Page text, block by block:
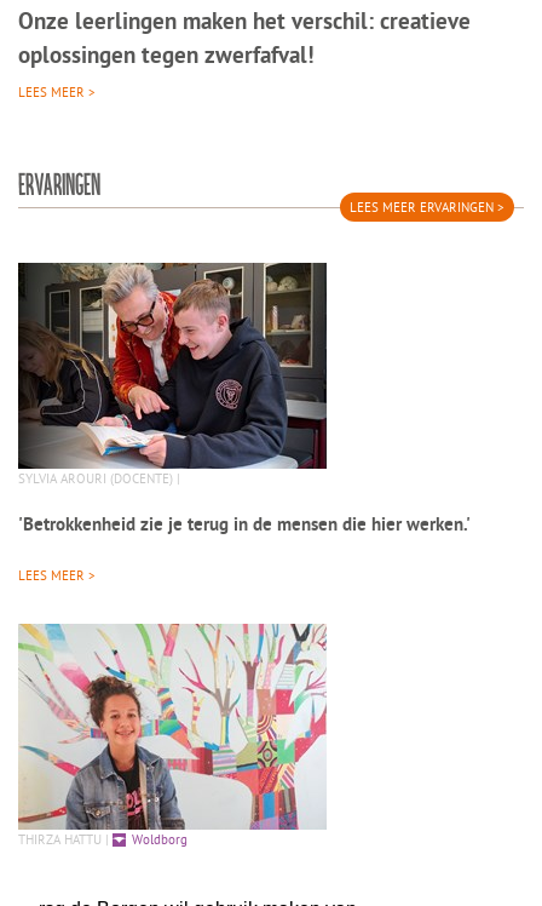
Onze leerlingen maken het verschil: creatieve
oplossingen tegen zwerfafval!
LEES MEER >
ERVARINGEN
SYLVIA AROURI (DOCENTE) |
'Betrokkenheid zie je terug in de mensen die hier werken.'
LEES MEER >
THIRZA HATTU | Woldborg
LEES MEER ERVARINGEN >